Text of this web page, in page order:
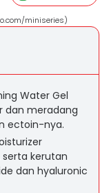
miniseries)
Water Gel
dan meradang
ectoin-nya.
kerutan
dan hyaluronic